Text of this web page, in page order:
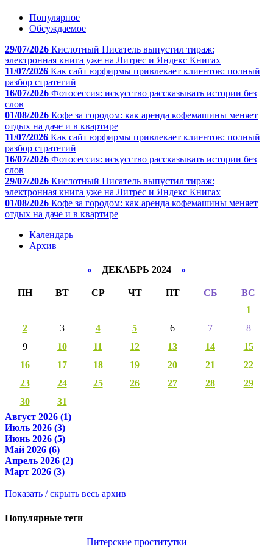
Популярное
Обсуждаемое
29/07/2026 Кислотный Писатель выпустил тираж:
электронная книга уже на Литрес и Яндекс Книгах
11/07/2026 Как сайт юрфирмы привлекает клиентов: полный
разбор стратегий
16/07/2026 Фотосессия: искусство рассказывать истории без
слов
01/08/2026 Кофе за городом: как аренда кофемашины меняет
отдых на даче и в квартире
11/07/2026 Как сайт юрфирмы привлекает клиентов: полный
разбор стратегий
16/07/2026 Фотосессия: искусство рассказывать истории без
слов
29/07/2026 Кислотный Писатель выпустил тираж:
электронная книга уже на Литрес и Яндекс Книгах
01/08/2026 Кофе за городом: как аренда кофемашины меняет
отдых на даче и в квартире
Календарь
Архив
« ДЕКАБРЬ 2024 »
ПН ВТ СР ЧТ ПТ СБ
ВС
1
2
3 4 5 6 7
8
9
10 11 12 13 14
15
16
17 18 19 20 21
22
23
24 25 26 27 28
29
30
31
Август 2026 (1)
Июль 2026 (3)
Июнь 2026 (5)
Май 2026 (6)
Апрель 2026 (2)
Март 2026 (3)
Показать / скрыть весь архив
Популярные теги
Питерские проститутки